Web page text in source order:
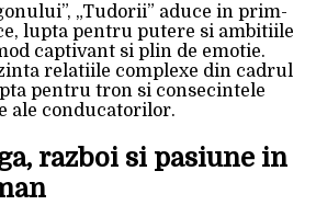
„Tudorii” aduce in prim-
lupta pentru putere si ambitiile
captivant si plin de emotie.
relatiile complexe din cadrul
pentru tron si consecintele
ale conducatorilor.
razboi si pasiune in